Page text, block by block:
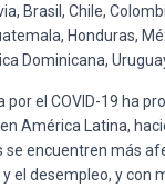
Brasil, Chile,
Honduras,
Dominicana,
por el COVID-19 ha
América Latina,
encuentren más
el desempleo, y con